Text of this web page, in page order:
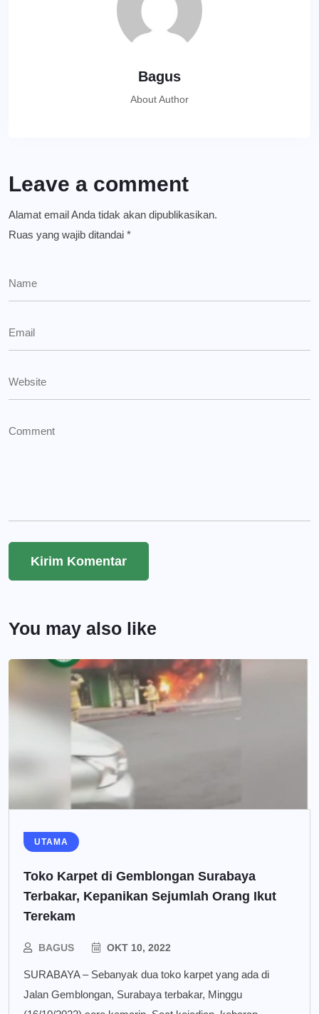
Bagus
About Author
Leave a comment
Alamat email Anda tidak akan dipublikasikan.
Ruas yang wajib ditandai *
You may also like
UTAMA
Toko Karpet di Gemblongan Surabaya
Terbakar, Kepanikan Sejumlah Orang Ikut
Terekam
BAGUS OKT 10, 2022
SURABAYA – Sebanyak dua toko karpet yang ada di
Jalan Gemblongan, Surabaya terbakar, Minggu